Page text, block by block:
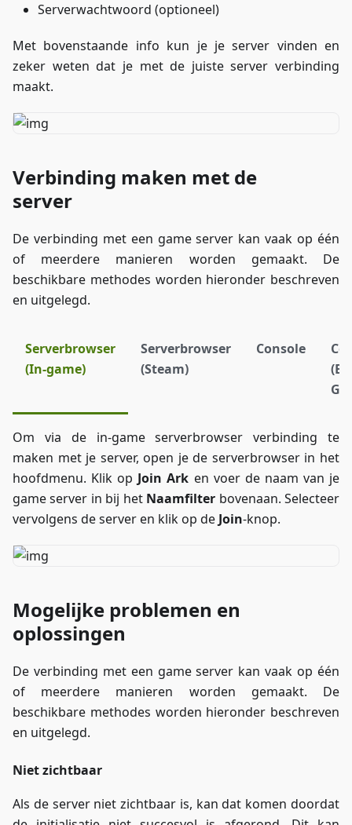
Serverwachtwoord (optioneel)
Met bovenstaande info kun je je server vinden en
zeker weten dat je met de juiste server verbinding
maakt.
Verbinding maken met de
server
De verbinding met een game server kan vaak op één
of meerdere manieren worden gemaakt. De
beschikbare methodes worden hieronder beschreven
en uitgelegd.
Serverbrowser
(In-game)
Serverbrowser
(Steam)
Console
Om via de in-game serverbrowser verbinding te
maken met je server, open je de serverbrowser in het
hoofdmenu. Klik op Join Ark en voer de naam van je
game server in bij het Naamfilter bovenaan. Selecteer
vervolgens de server en klik op de Join-knop.
Mogelijke problemen en
oplossingen
De verbinding met een game server kan vaak op één
of meerdere manieren worden gemaakt. De
beschikbare methodes worden hieronder beschreven
en uitgelegd.
Niet zichtbaar
Als de server niet zichtbaar is, kan dat komen doordat